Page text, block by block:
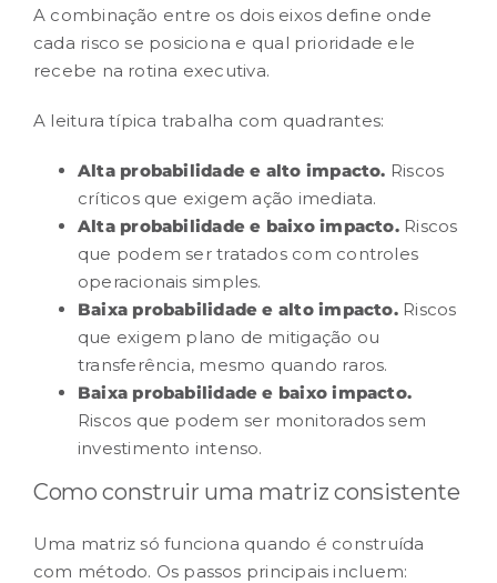
A combinação entre os dois eixos define onde
cada risco se posiciona e qual prioridade ele
recebe na rotina executiva.
A leitura típica trabalha com quadrantes:
Alta probabilidade e alto impacto. Riscos
críticos que exigem ação imediata.
Alta probabilidade e baixo impacto.Riscos
que podem ser tratados com controles
operacionais simples.
Baixa probabilidade e alto impacto.Riscos
que exigem plano de mitigação ou
transferência, mesmo quando raros.
Baixa probabilidade e baixo impacto.
Riscos que podem ser monitorados sem
investimento intenso.
Como construir uma matriz consistente
Uma matriz só funciona quando é construída
com método. Os passos principais incluem: